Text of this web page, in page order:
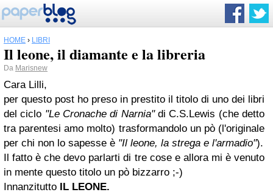
HOME › LIBRI
Il leone, il diamante e la libreria
Da Marisnew
Cara Lilli,
per questo post ho preso in prestito il titolo di uno dei libri
del ciclo "Le Cronache di Narnia"di C.S.Lewis (che detto
tra parentesi amo molto) trasformandolo un pò (l'originale
per chi non lo sapesse è "Il leone, la strega e l'armadio").
Il fatto è che devo parlarti di tre cose e allora mi è venuto
in mente questo titolo un pò bizzarro ;-)
Innanzitutto IL LEONE.